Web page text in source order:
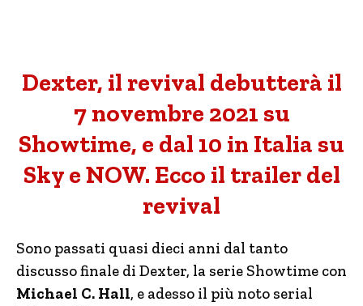
Dexter, il revival debutterà il
7 novembre 2021 su
Showtime, e dal 10 in Italia su
Sky e NOW. Ecco il trailer del
revival
Sono passati quasi dieci anni dal tanto
discusso finale di Dexter, la serie Showtime con
Michael C. Hall, e adesso il più noto serial